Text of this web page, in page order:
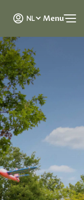
NL
EN Menu